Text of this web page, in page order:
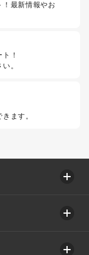
！最新情報やお
！
。
ます。